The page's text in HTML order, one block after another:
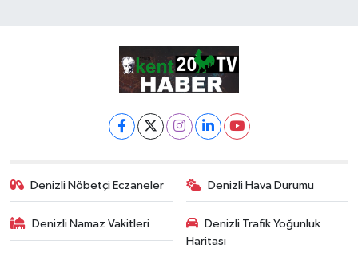
Denizli Nöbetçi Eczaneler Denizli Hava Durumu
Denizli Namaz Vakitleri
Denizli Trafik Yoğunluk
Haritası